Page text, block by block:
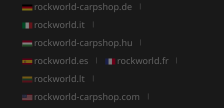
rockworld-carpshop.de |
rockworld.it |
rockworld-carpshop.hu |
rockworld.es | rockworld.fr |
rockworld.lt |
rockworld-carpshop.com |